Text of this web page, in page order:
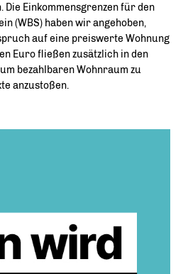
Einkommensgrenzen für den
(WBS) haben wir angehoben,
auf eine preiswerte Wohnung
Euro fließen zusätzlich in den
bezahlbaren Wohnraum zu
anzustoßen.